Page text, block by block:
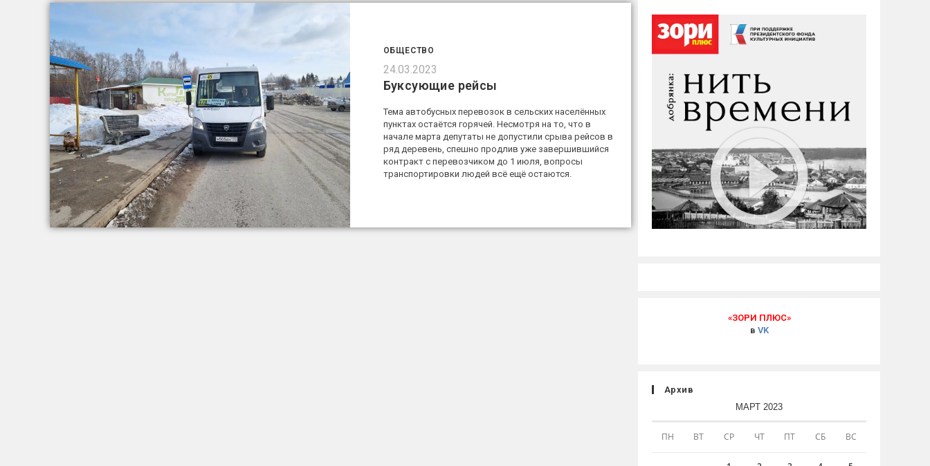
ОБЩЕСТВО
24.03.2023
Буксующие рейсы
Тема автобусных перевозок в сельских населённых
пунктах остаётся горячей. Несмотря на то, что в
начале марта депутаты не допустили срыва рейсов в
ряд деревень, спешно продлив уже завершившийся
контракт с перевозчиком до 1 июля, вопросы
транспортировки людей всё ещё остаются.
«ЗОРИ ПЛЮС»
в VK
Архив
МАРТ 2023
ПН ВТ СР ЧТ ПТ СБ ВС